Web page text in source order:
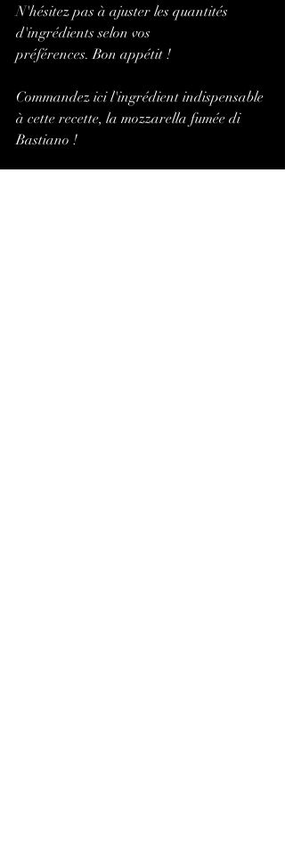
N'hésitez pas à ajuster les quantités
d'ingrédients selon vos
préférences. Bon appétit !
Commandez ici l'ingrédient indispensable
à cette recette, la mozzarella fumée di
Bastiano !